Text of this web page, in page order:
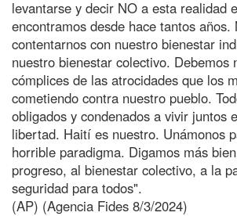
levantarse y decir NO a esta realidad
encontramos desde hace tantos años.
contentarnos con nuestro bienestar
nuestro bienestar colectivo. Debemos
cómplices de las atrocidades que los
cometiendo contra nuestro pueblo.
obligados y condenados a vivir juntos
libertad. Haití es nuestro. Unámonos
horrible paradigma. Digamos más
progreso, al bienestar colectivo, a la
seguridad para todos".
(AP) (Agencia Fides 8/3/2024)